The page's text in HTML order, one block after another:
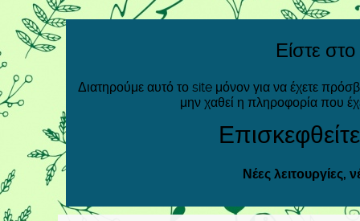
Είστε
Διατηρούμε αυτό το site μόνον για να έχετε
μην χαθεί η πληροφορία που
Νέες λειτουργίες,